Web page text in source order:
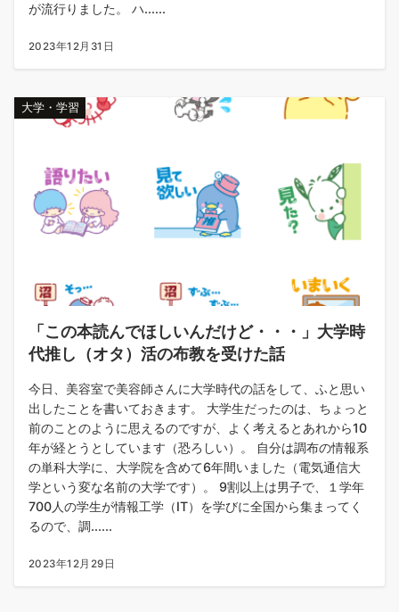
が流行りました。 ハ......
2023年12月31日
大学・学習
「この本読んでほしいんだけど・・・」大学時
代推し（オタ）活の布教を受けた話
今日、美容室で美容師さんに大学時代の話をして、ふと思い
出したことを書いておきます。 大学生だったのは、ちょっと
前のことのように思えるのですが、よく考えるとあれから10
年が経とうとしています（恐ろしい）。 自分は調布の情報系
の単科大学に、大学院を含めて6年間いました（電気通信大
学という変な名前の大学です）。 9割以上は男子で、１学年
700人の学生が情報工学（IT）を学びに全国から集まってく
るので、調......
2023年12月29日